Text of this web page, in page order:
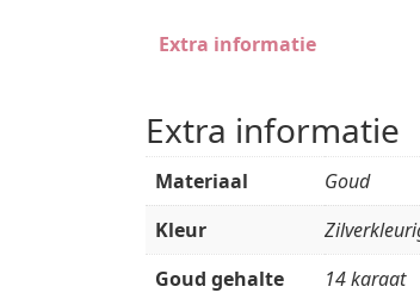
Extra informatie
Extra informatie
Materiaal
Goud
Kleur
Goud gehalte
14 karaat